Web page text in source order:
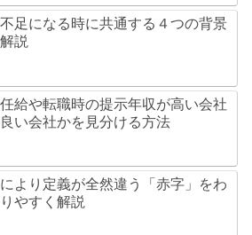
足になる時に共通する４つの背景
説
給や転職時の提示年収が高い会社
い会社かを見分ける方法
により定義が全然違う「赤字」をわ
やすく解説